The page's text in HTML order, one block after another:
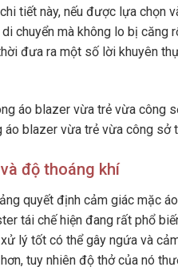
tiết này, nếu được lựa chọn
di chuyển mà không lo bị
đưa ra một số lời khuyên
áo blazer vừa trẻ vừa công
độ thoáng khí
quyết định cảm giác mặc
tái chế hiện đang rất phổ
lý tốt có thể gây ngứa và
tuy nhiên độ thở của nó